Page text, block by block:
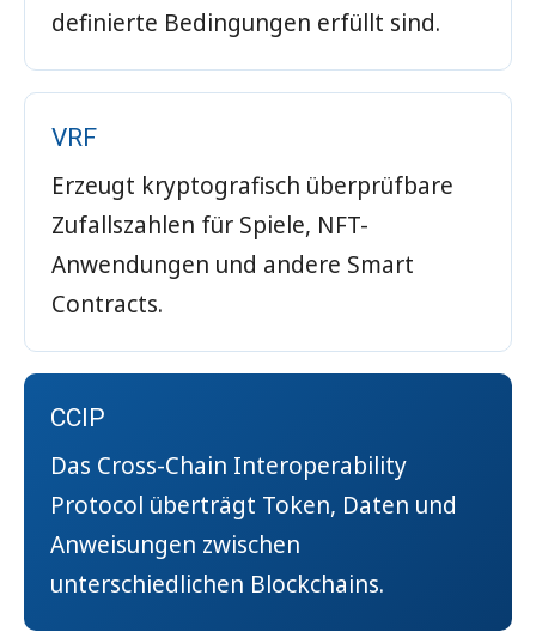
definierte Bedingungen erfüllt sind.
VRF
Erzeugt kryptografisch überprüfbare
Zufallszahlen für Spiele, NFT-
Anwendungen und andere Smart
Contracts.
CCIP
Das Cross-Chain Interoperability
Protocol überträgt Token, Daten und
Anweisungen zwischen
unterschiedlichen Blockchains.